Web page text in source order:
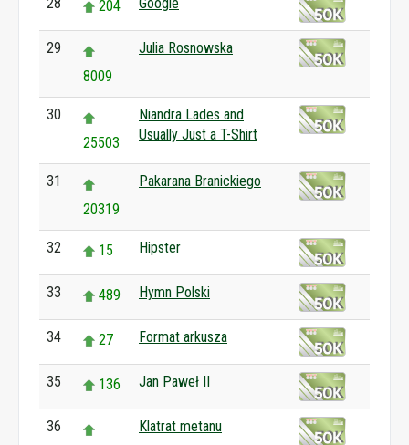
204
29
8009
Julia Rosnowska
30
25503
Niandra Lades and
Usually Just a T-Shirt
31
20319
Pakarana Branickiego
32 15 Hipster
33 489 Hymn Polski
34 27 Format arkusza
35 136 Jan Paweł II
36
Klatrat metanu